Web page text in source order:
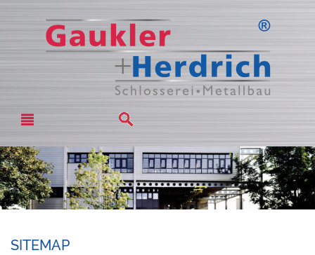
SITEMAP